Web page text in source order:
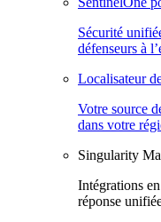
Sécurité
défenseurs à
Localisateur
Votre source
dans votre
Singularity
Intégrations
réponse